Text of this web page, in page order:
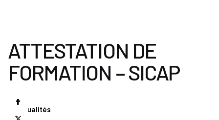
ATTESTATION DE
FORMATION – SICAP
Actualités